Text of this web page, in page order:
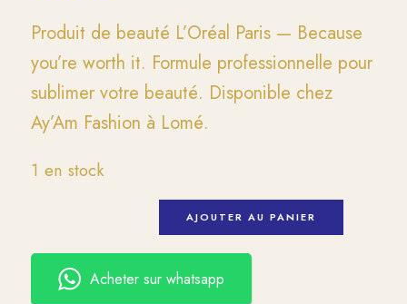
Produit de beauté L’Oréal Paris — Because
you’re worth it. Formule professionnelle pour
sublimer votre beauté. Disponible chez
Ay’Am Fashion à Lomé.
1 en stock
AJOUTER AU PANIER
Acheter sur whatsapp